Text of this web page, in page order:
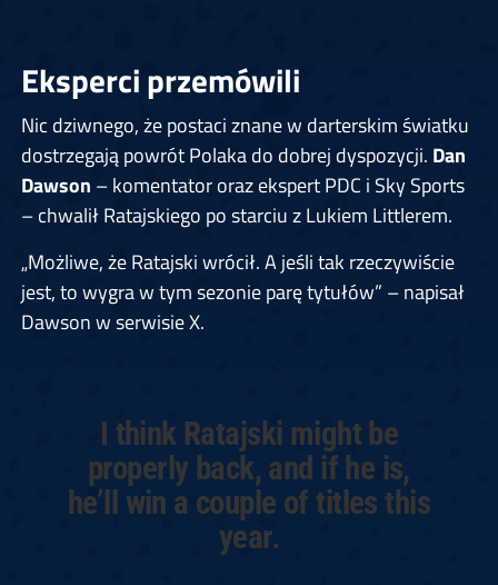
Eksperci przemówili
Nic dziwnego, że postaci znane w darterskim światku
dostrzegają powrót Polaka do dobrej dyspozycji. Dan
Dawson – komentator oraz ekspert PDC i Sky Sports
– chwalił Ratajskiego po starciu z Lukiem Littlerem.
„Możliwe, że Ratajski wrócił. A jeśli tak rzeczywiście
jest, to wygra w tym sezonie parę tytułów” – napisał
Dawson w serwisie X.
I think Ratajski might be
properly back, and if he is,
he’ll win a couple of titles this
year.